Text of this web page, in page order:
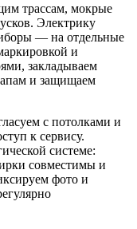
трассам, мокрые
Электрику
— на отдельные
и
закладываем
и защищаем
с потолками и
к сервису.
системе:
совместимы и
фото и